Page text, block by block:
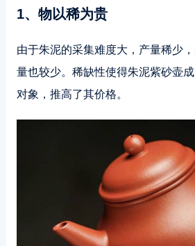
1、物以稀为贵
由于朱泥的采集难度大，产量稀少
量也较少。稀缺性使得朱泥紫砂壶
对象，推高了其价格。